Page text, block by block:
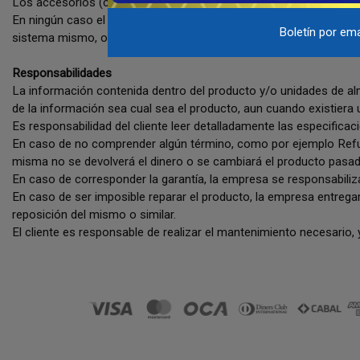
En ningún caso el software o el sistema del producto están
sistema mismo, o cambio por otro, así mismo la empresa no
Responsabilidades
La información contenida dentro del producto y/o unidades de
de la información sea cual sea el producto, aun cuando
Es responsabilidad del cliente leer detalladamente las
En caso de no comprender algún término, como por ejemplo
misma no se devolverá el dinero o se cambiará el producto
En caso de corresponder la garantía, la empresa se
En caso de ser imposible reparar el producto, la empresa
reposición del mismo o similar.
El cliente es responsable de realizar el mantenimiento
Boletín por